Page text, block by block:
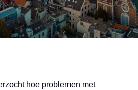
hoe problemen met